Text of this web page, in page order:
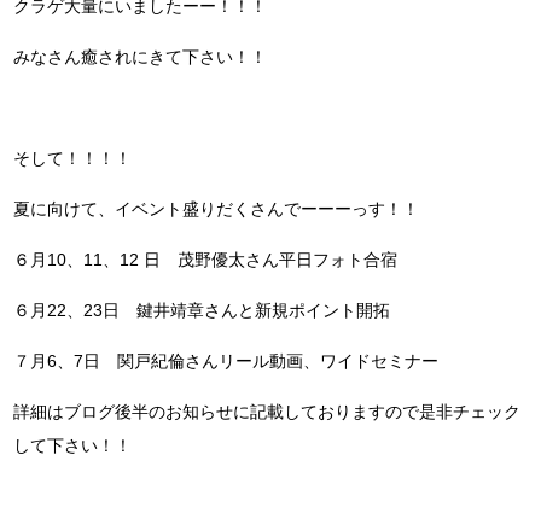
クラゲ大量にいましたーー！！！
みなさん癒されにきて下さい！！
そして！！！！
夏に向けて、イベント盛りだくさんでーーーっす！！
６月10、11、12 日 茂野優太さん平日フォト合宿
６月22、23日 鍵井靖章さんと新規ポイント開拓
７月6、7日 関戸紀倫さんリール動画、ワイドセミナー
詳細はブログ後半のお知らせに記載しておりますので是非チェック
して下さい！！